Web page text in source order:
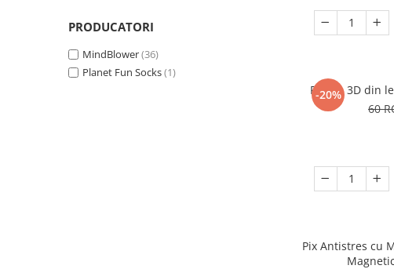
PRODUCATORI
MindBlower(36)
Planet Fun Socks(1)
-20%
Puzzle 3D din
60
Pix Antistres cu